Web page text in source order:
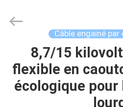
APERÇU
PRODUITS
Cable
(Group)
Câble engainé
8,7/15
flexible en
écologique